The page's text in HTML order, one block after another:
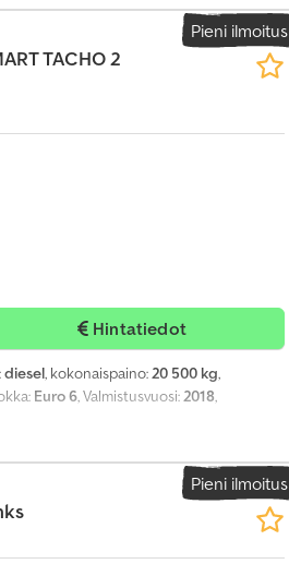
Pieni ilmoitus
TACHO 2
Hintatiedot
diesel, kokonaispaino:20 500 kg,
Euro 6, Valmistusvuosi:2018,
Pieni ilmoitus